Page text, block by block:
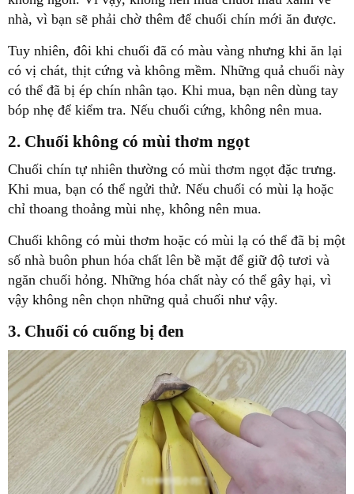
nhà, vì bạn sẽ phải chờ thêm để chuối chín mới ăn được.
Tuy nhiên, đôi khi chuối đã có màu vàng nhưng khi ăn lại
có vị chát, thịt cứng và không mềm. Những quả chuối này
có thể đã bị ép chín nhân tạo. Khi mua, bạn nên dùng tay
bóp nhẹ để kiểm tra. Nếu chuối cứng, không nên mua.
2. Chuối không có mùi thơm ngọt
Chuối chín tự nhiên thường có mùi thơm ngọt đặc trưng.
Khi mua, bạn có thể ngửi thử. Nếu chuối có mùi lạ hoặc
chỉ thoang thoảng mùi nhẹ, không nên mua.
Chuối không có mùi thơm hoặc có mùi lạ có thể đã bị một
số nhà buôn phun hóa chất lên bề mặt để giữ độ tươi và
ngăn chuối hỏng. Những hóa chất này có thể gây hại, vì
vậy không nên chọn những quả chuối như vậy.
3. Chuối có cuống bị đen